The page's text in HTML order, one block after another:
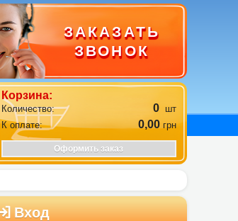
ЗАКАЗАТЬ
ЗВОНОК
Корзина:
Количество: 0 шт
К оплате:
0,00 грн
Оформить заказ
Вход